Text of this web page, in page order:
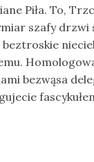
Piła. To,
szafy drzwi
beztroskie
bezwąsa